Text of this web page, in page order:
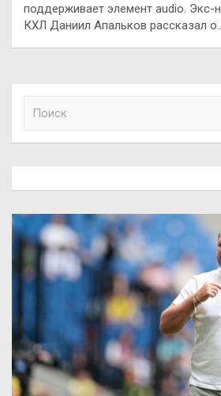
поддерживает элемент audio.
КХЛ Даниил Апальков рассказал